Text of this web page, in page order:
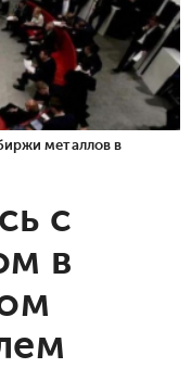
металлов в
с
в